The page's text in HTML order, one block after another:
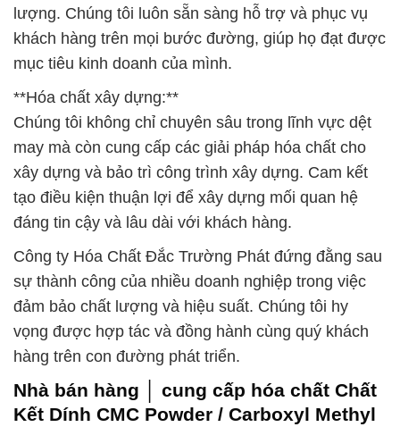
lượng. Chúng tôi luôn sẵn sàng hỗ trợ và phục vụ
khách hàng trên mọi bước đường, giúp họ đạt được
mục tiêu kinh doanh của mình.
**Hóa chất xây dựng:**
Chúng tôi không chỉ chuyên sâu trong lĩnh vực dệt
may mà còn cung cấp các giải pháp hóa chất cho
xây dựng và bảo trì công trình xây dựng. Cam kết
tạo điều kiện thuận lợi để xây dựng mối quan hệ
đáng tin cậy và lâu dài với khách hàng.
Công ty Hóa Chất Đắc Trường Phát đứng đằng sau
sự thành công của nhiều doanh nghiệp trong việc
đảm bảo chất lượng và hiệu suất. Chúng tôi hy
vọng được hợp tác và đồng hành cùng quý khách
hàng trên con đường phát triển.
Nhà bán hàng │ cung cấp hóa chất Chất
Kết Dính CMC Powder / Carboxyl Methyl